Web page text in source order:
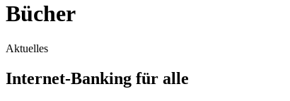
Bücher
Aktuelles
Internet-Banking für alle